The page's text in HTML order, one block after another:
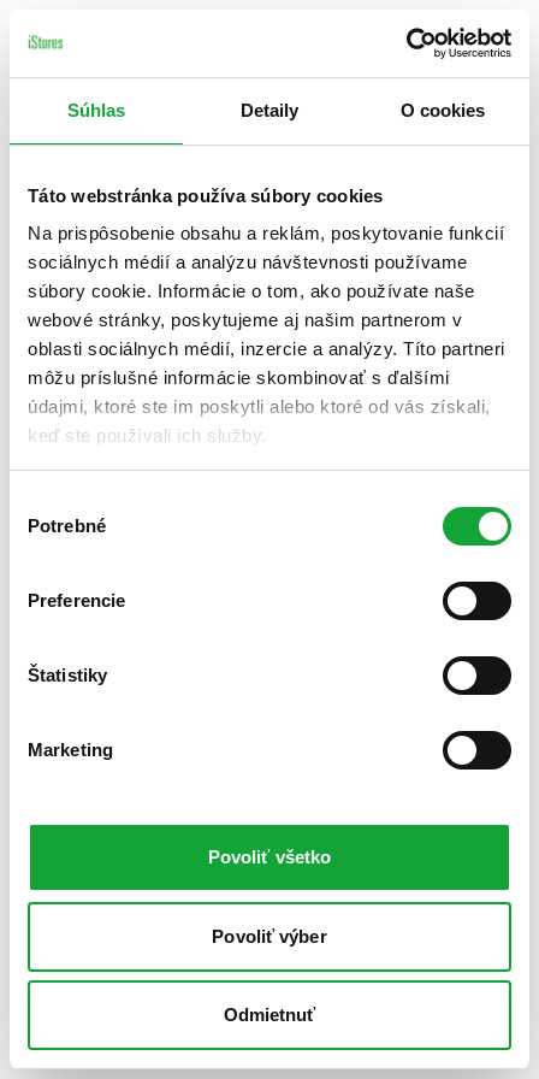
Súhlas Detaily O cookies
Táto webstránka používa súbory cookies
Na prispôsobenie obsahu a reklám, poskytovanie funkcií
sociálnych médií a analýzu návštevnosti používame
súbory cookie. Informácie o tom, ako používate naše
webové stránky, poskytujeme aj našim partnerom v
oblasti sociálnych médií, inzercie a analýzy. Títo partneri
môžu príslušné informácie skombinovať s ďalšími
údajmi, ktoré ste im poskytli alebo ktoré od vás získali,
keď ste používali ich služby.
súhlasu
Potrebné
Preferencie
Štatistiky
Marketing
Povoliť všetko
Povoliť výber
Odmietnuť